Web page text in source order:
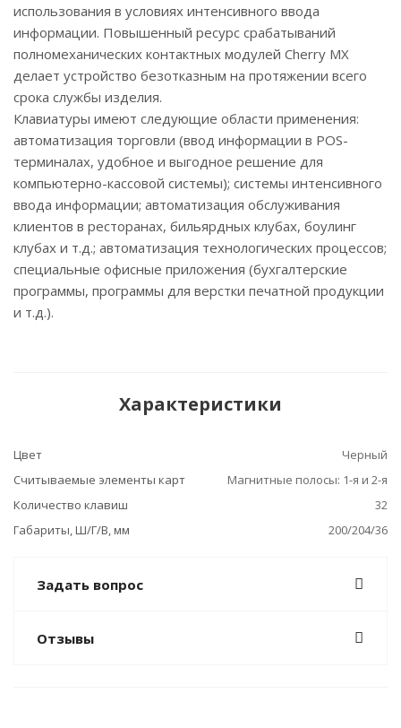
использования в условиях интенсивного ввода
информации. Повышенный ресурс срабатываний
полномеханических контактных модулей Cherry MX
делает устройство безотказным на протяжении всего
срока службы изделия.
Клавиатуры имеют следующие области применения:
автоматизация торговли (ввод информации в POS-
терминалах, удобное и выгодное решение для
компьютерно-кассовой системы); системы интенсивного
ввода информации; автоматизация обслуживания
клиентов в ресторанах, бильярдных клубах, боулинг
клубах и т.д.; автоматизация технологических процессов;
специальные офисные приложения (бухгалтерские
программы, программы для верстки печатной продукции
и т.д.).
Характеристики
Цвет
Черный
Считываемые элементы карт
Магнитные полосы: 1-я и 2-я
Количество клавиш
32
Габариты, Ш/Г/В, мм
200/204/36
Задать вопрос
Отзывы